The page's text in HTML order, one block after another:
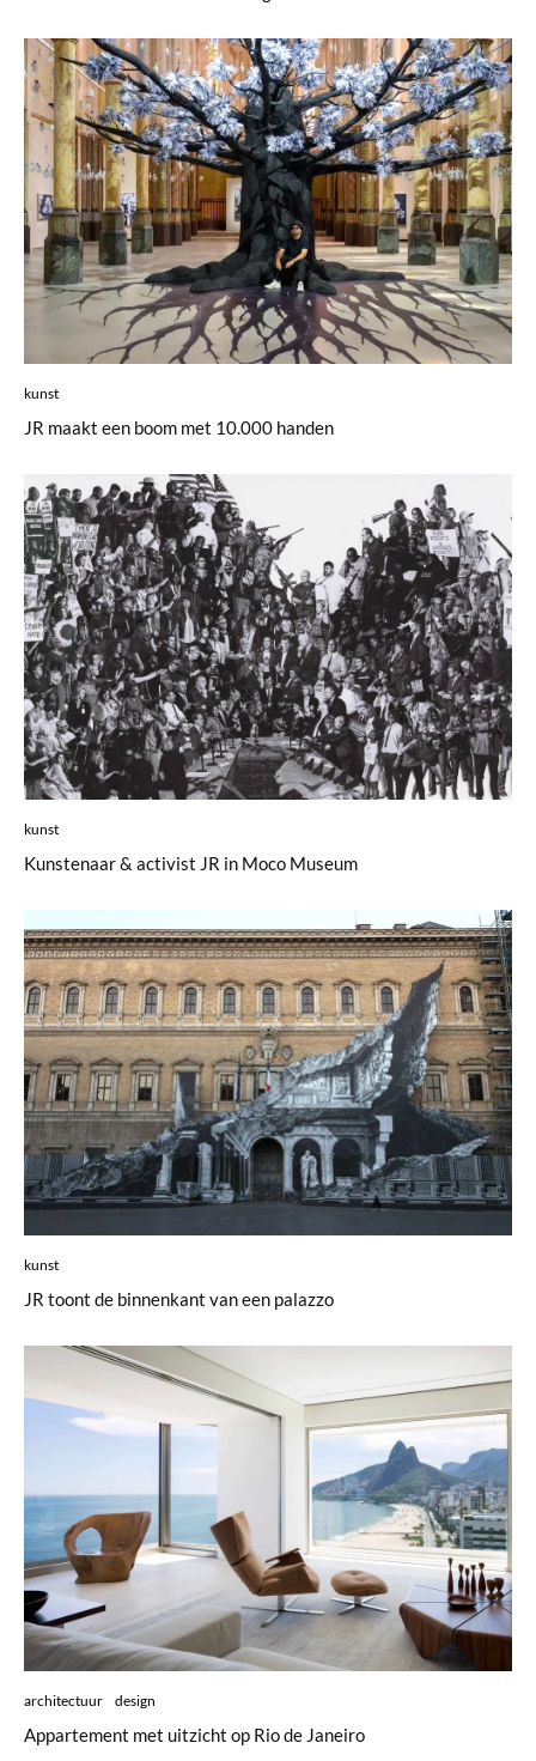
kunst
JR maakt een boom met 10.000 handen
kunst
Kunstenaar & activist JR in Moco Museum
kunst
JR toont de binnenkant van een palazzo
architectuur design
Appartement met uitzicht op Rio de Janeiro